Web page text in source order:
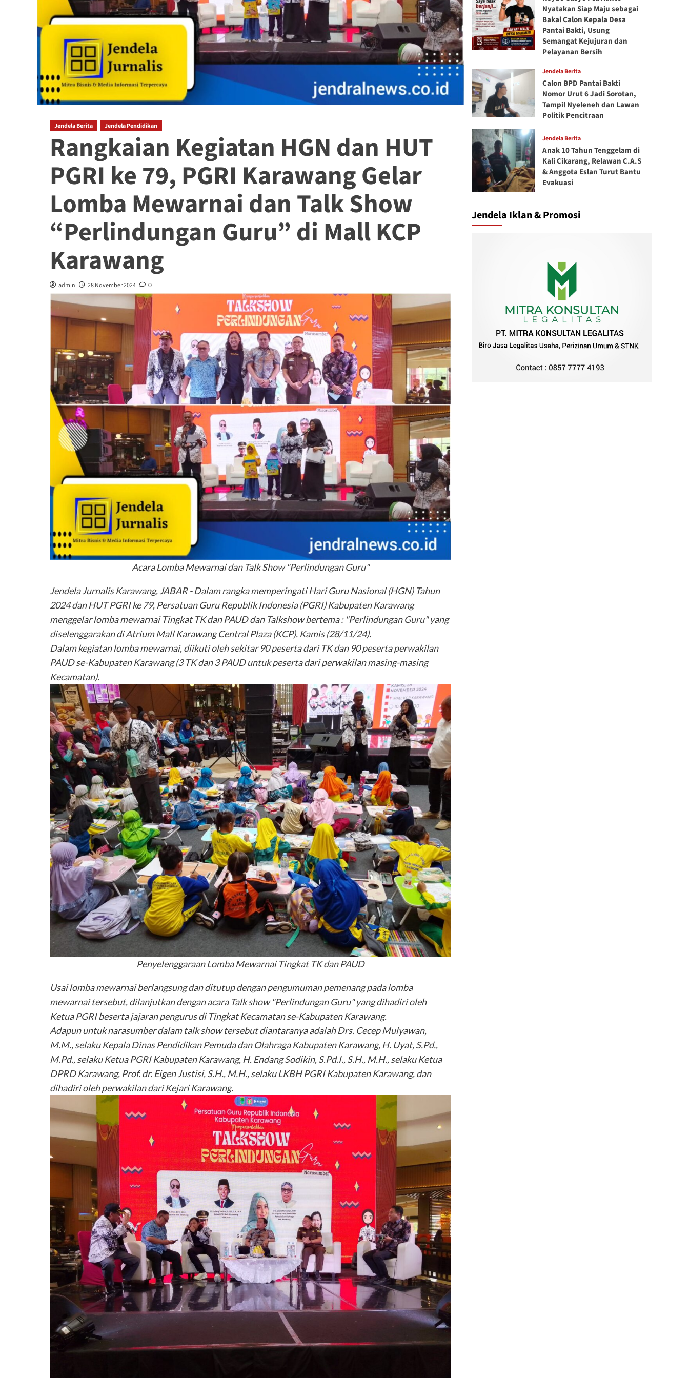
Jendela Berita Jendela Pendidikan
Rangkaian Kegiatan HGN dan HUT
PGRI ke 79, PGRI Karawang Gelar
Lomba Mewarnai dan Talk Show
“Perlindungan Guru” di Mall KCP
Karawang
admin 28 November 2024 0
Acara Lomba Mewarnai dan Talk Show "Perlindungan Guru"
Jendela Jurnalis Karawang, JABAR - Dalam rangka memperingati Hari Guru Nasional (HGN) Tahun
2024 dan HUT PGRI ke 79, Persatuan Guru Republik Indonesia (PGRI) Kabupaten Karawang
menggelar lomba mewarnai Tingkat TK dan PAUD dan Talkshow bertema : "Perlindungan Guru" yang
diselenggarakan di Atrium Mall Karawang Central Plaza (KCP). Kamis (28/11/24).
Dalam kegiatan lomba mewarnai, diikuti oleh sekitar 90 peserta dari TK dan 90 peserta perwakilan
PAUD se-Kabupaten Karawang (3 TK dan 3 PAUD untuk peserta dari perwakilan masing-masing
Kecamatan).
Penyelenggaraan Lomba Mewarnai Tingkat TK dan PAUD
Usai lomba mewarnai berlangsung dan ditutup dengan pengumuman pemenang pada lomba
mewarnai tersebut, dilanjutkan dengan acara Talk show "Perlindungan Guru" yang dihadiri oleh
Ketua PGRI beserta jajaran pengurus di Tingkat Kecamatan se-Kabupaten Karawang.
Adapun untuk narasumber dalam talk show tersebut diantaranya adalah Drs. Cecep Mulyawan,
M.M., selaku Kepala Dinas Pendidikan Pemuda dan Olahraga Kabupaten Karawang, H. Uyat, S.Pd.,
M.Pd., selaku Ketua PGRI Kabupaten Karawang, H. Endang Sodikin, S.Pd.I., S.H., M.H., selaku Ketua
DPRD Karawang, Prof. dr. Eigen Justisi, S.H., M.H., selaku LKBH PGRI Kabupaten Karawang, dan
dihadiri oleh perwakilan dari Kejari Karawang.
Nyatakan Siap Maju sebagai
Bakal Calon Kepala Desa
Pantai Bakti, Usung
Semangat Kejujuran dan
Pelayanan Bersih
Jendela Berita
Calon BPD Pantai Bakti
Nomor Urut 6 Jadi Sorotan,
Tampil Nyeleneh dan Lawan
Politik Pencitraan
Jendela Berita
Anak 10 Tahun Tenggelam di
Kali Cikarang, Relawan C.A.S
& Anggota Eslan Turut Bantu
Evakuasi
Jendela Iklan & Promosi